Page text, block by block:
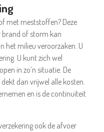
met meststoffen? Deze
brand of storm kan
het milieu veroorzaken. U
U kunt zich wel
in zo’n situatie. De
dan vrijwel alle kosten.
en is de continuïteit
ook de afvoer